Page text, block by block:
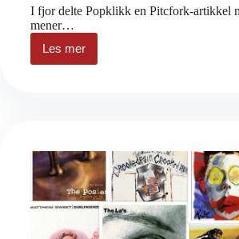
I fjor delte Popklikk en Pitcfork-artikkel
mener…
Les mer
De
beste